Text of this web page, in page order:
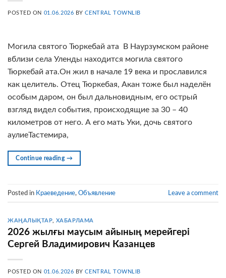
POSTED ON 01.06.2026 BYCENTRAL TOWNLIB
Могила святого Тюркебай ата В Наурзумском районе
вблизи села Уленды находится могила святого
Тюркебай ата.Он жил в начале 19 века и прославился
как целитель. Отец Тюркебая, Акан тоже был наделён
особым даром, он был дальновидным, его острый
взгляд видел события, происходящие за 30 – 40
километров от него. А его мать Уки, дочь святого
аулиеТастемира,
Continue reading →
Posted in Краеведение, Объявление Leave a comment
ЖАҢАЛЫҚТАР, ХАБАРЛАМА
2026 жылғы маусым айының мерейгері
Сергей Владимирович Казанцев
POSTED ON 01.06.2026 BYCENTRAL TOWNLIB